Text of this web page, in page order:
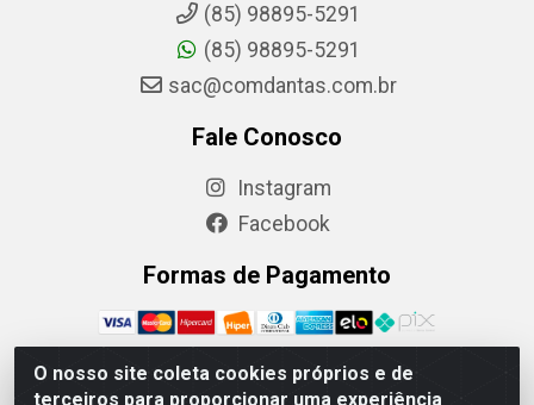
O nosso site coleta cookies próprios e de
terceiros para proporcionar uma experiência
(85) 98895-5291
(85) 98895-5291
sac@comdantas.com.br
Fale Conosco
Instagram
Facebook
Formas de Pagamento